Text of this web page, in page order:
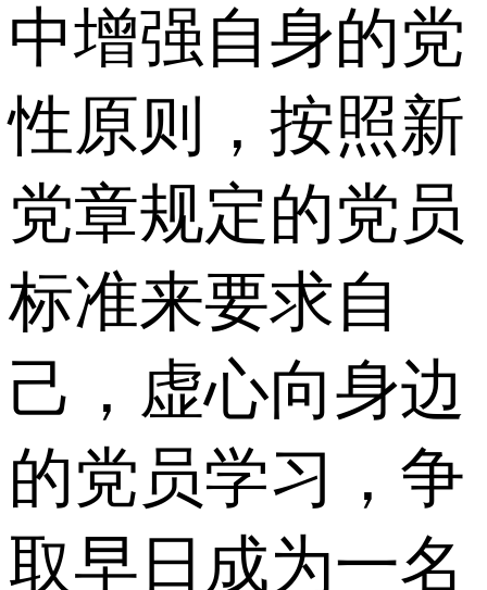
中增强自身的党
性原则，按照新
党章规定的党员
标准来要求自
己，虚心向身边
的党员学习，争
取早日成为一名